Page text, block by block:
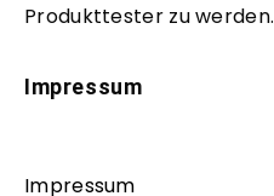
Produkttester zu werden.
Impressum
Impressum